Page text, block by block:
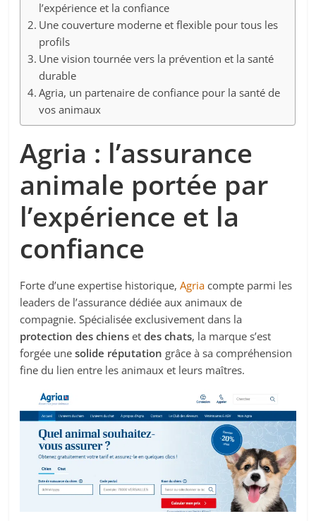
l’expérience et la confiance
Une couverture moderne et flexible pour tous les
profils
Une vision tournée vers la prévention et la santé
durable
Agria, un partenaire de confiance pour la santé de
vos animaux
Agria : l’assurance
animale portée par
l’expérience et la
confiance
Forte d’une expertise historique,Agria compte parmi les
leaders de l’assurance dédiée aux animaux de
compagnie. Spécialisée exclusivement dans la
protection des chienset des chats, la marque s’est
forgée unesolide réputation grâce à sa compréhension
fine du lien entre les animaux et leurs maîtres.